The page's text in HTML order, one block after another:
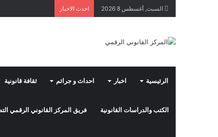
السبت, أغسطس 8 2026 احدث الاخبار
الرئيسية اخبار احداث و جرائم ثقافة قانونية
الكتب والدراسات القانونية فريق المركز القانوني الرقمي